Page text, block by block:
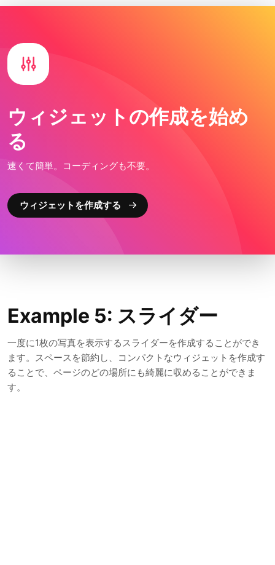
ウィジェットの作成を始め
る
速くて簡単。コーディングも不要。
ウィジェットを作成する
Example 5: スライダー
一度に1枚の写真を表示するスライダーを作成することができ
ます。スペースを節約し、コンパクトなウィジェットを作成す
ることで、ページのどの場所にも綺麗に収めることができま
す。